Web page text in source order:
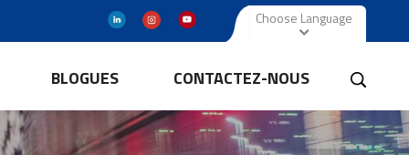
Choose Language
BLOGUES CONTACTEZ-NOUS